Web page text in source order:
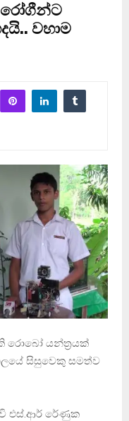
වහාම
රොබෝ යන්ත්‍රයක්
සිසුවෙකු සමත්ව
එස්.ආර් රේණුක